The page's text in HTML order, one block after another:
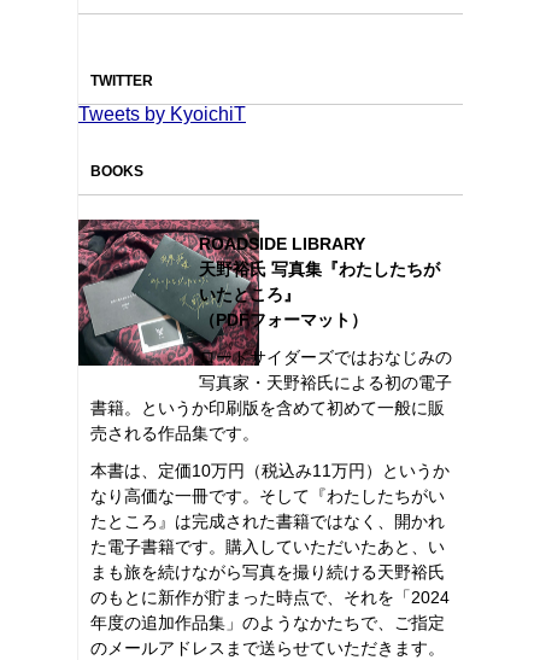
TWITTER
Tweets by KyoichiT
BOOKS
ROADSIDE LIBRARY
天野裕氏 写真集『わたしたちが
いたところ』
（PDFフォーマット）
ロードサイダーズではおなじみの
写真家・天野裕氏による初の電子
書籍。というか印刷版を含めて初めて一般に販
売される作品集です。
本書は、定価10万円（税込み11万円）というか
なり高価な一冊です。そして『わたしたちがい
たところ』は完成された書籍ではなく、開かれ
た電子書籍です。購入していただいたあと、い
まも旅を続けながら写真を撮り続ける天野裕氏
のもとに新作が貯まった時点で、それを「2024
年度の追加作品集」のようなかたちで、ご指定
のメールアドレスまで送らせていただきます。